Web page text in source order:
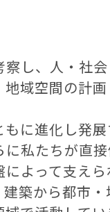
し、人・社
域空間の計
に進化し発
私たちが直
よって支え
築から都市